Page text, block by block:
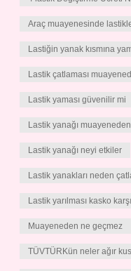
Araç muayenesinde
Lastiğin yanak kısmına
Lastik çatlaması
Lastik yaması güvenilir mi
Lastik yanağı
Lastik yanağı neyi etkiler
Lastik yanakları neden
Lastik yarılması kasko
Muayeneden ne geçmez
TÜVTÜRKün neler ağır